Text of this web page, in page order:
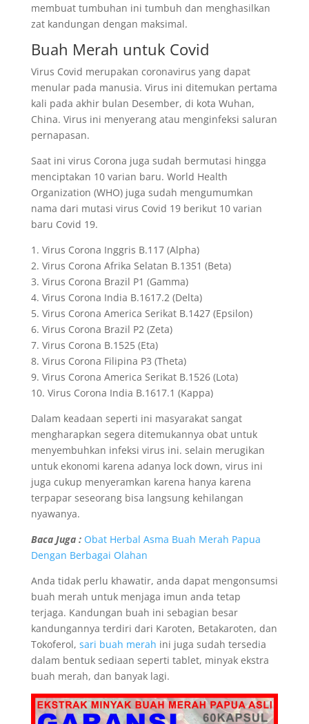
membuat tumbuhan ini tumbuh dan menghasilkan
zat kandungan dengan maksimal.
Buah Merah untuk Covid
Virus Covid merupakan coronavirus yang dapat
menular pada manusia. Virus ini ditemukan pertama
kali pada akhir bulan Desember, di kota Wuhan,
China. Virus ini menyerang atau menginfeksi saluran
pernapasan.
Saat ini virus Corona juga sudah bermutasi hingga
menciptakan 10 varian baru. World Health
Organization (WHO) juga sudah mengumumkan
nama dari mutasi virus Covid 19 berikut 10 varian
baru Covid 19.
1. Virus Corona Inggris B.117 (Alpha)
2. Virus Corona Afrika Selatan B.1351 (Beta)
3. Virus Corona Brazil P1 (Gamma)
4. Virus Corona India B.1617.2 (Delta)
5. Virus Corona America Serikat B.1427 (Epsilon)
6. Virus Corona Brazil P2 (Zeta)
7. Virus Corona B.1525 (Eta)
8. Virus Corona Filipina P3 (Theta)
9. Virus Corona America Serikat B.1526 (Lota)
10. Virus Corona India B.1617.1 (Kappa)
Dalam keadaan seperti ini masyarakat sangat
mengharapkan segera ditemukannya obat untuk
menyembuhkan infeksi virus ini. selain merugikan
untuk ekonomi karena adanya lock down, virus ini
juga cukup menyeramkan karena hanya karena
terpapar seseorang bisa langsung kehilangan
nyawanya.
Baca Juga : Obat Herbal Asma Buah Merah Papua
Dengan Berbagai Olahan
Anda tidak perlu khawatir, anda dapat mengonsumsi
buah merah untuk menjaga imun anda tetap
terjaga. Kandungan buah ini sebagian besar
kandungannya terdiri dari Karoten, Betakaroten, dan
Tokoferol, sari buah merah ini juga sudah tersedia
dalam bentuk sediaan seperti tablet, minyak ekstra
buah merah, dan banyak lagi.